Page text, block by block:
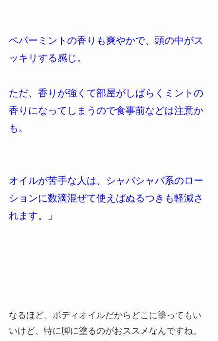
ペパーミントの香りも爽やかで、頭の中がス
ッキリする感じ。
ただ、香りが強くて部屋がしばらくミントの
香りになってしまうので食事前などは注意か
も。
オイルが苦手な人は、シャバシャバ系のロー
ションに数滴混ぜて使えばぬるつきも軽減さ
れます。
」
なるほど、ボディオイルだからどこに塗ってもい
いけど、特に脚に塗るのがおススメなんですね。